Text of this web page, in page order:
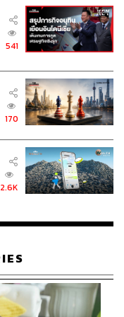
TEAM
STANDARD
า
สำนักข่าว THE
541
170
2.6K